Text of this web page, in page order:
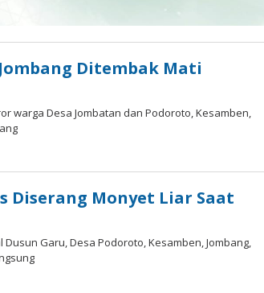
Ditembak Mati
warga Desa Jombatan dan Podoroto, Kesamben,
Diserang Monyet Liar Saat
Garu, Desa Podoroto, Kesamben, Jombang,